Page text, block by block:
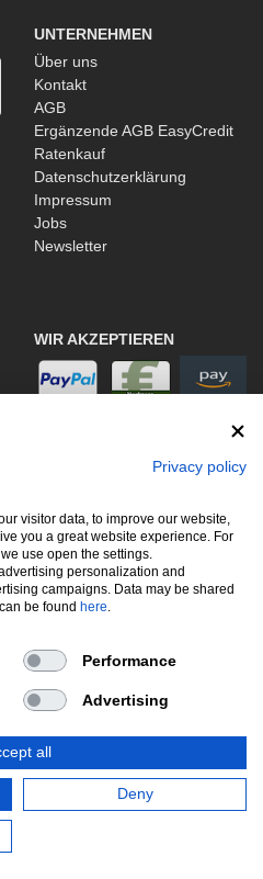
UNTERNEHMEN
Über uns
Kontakt
AGB
Ergänzende AGB EasyCredit
Ratenkauf
Datenschutzerklärung
Impressum
Jobs
Newsletter
WIR AKZEPTIEREN
Carbon Style & Aerodynamik
zzgl.Versandkosten. Versandkostenfrei
zzgl. Versandkosten.
Rechte vorbehalten.
Privacy policy
visitor data, to improve our website,
you a great website experience. For
use open the settings.
personalization and
campaigns. Data may be shared
be found here.
Performance
Advertising
all
Deny